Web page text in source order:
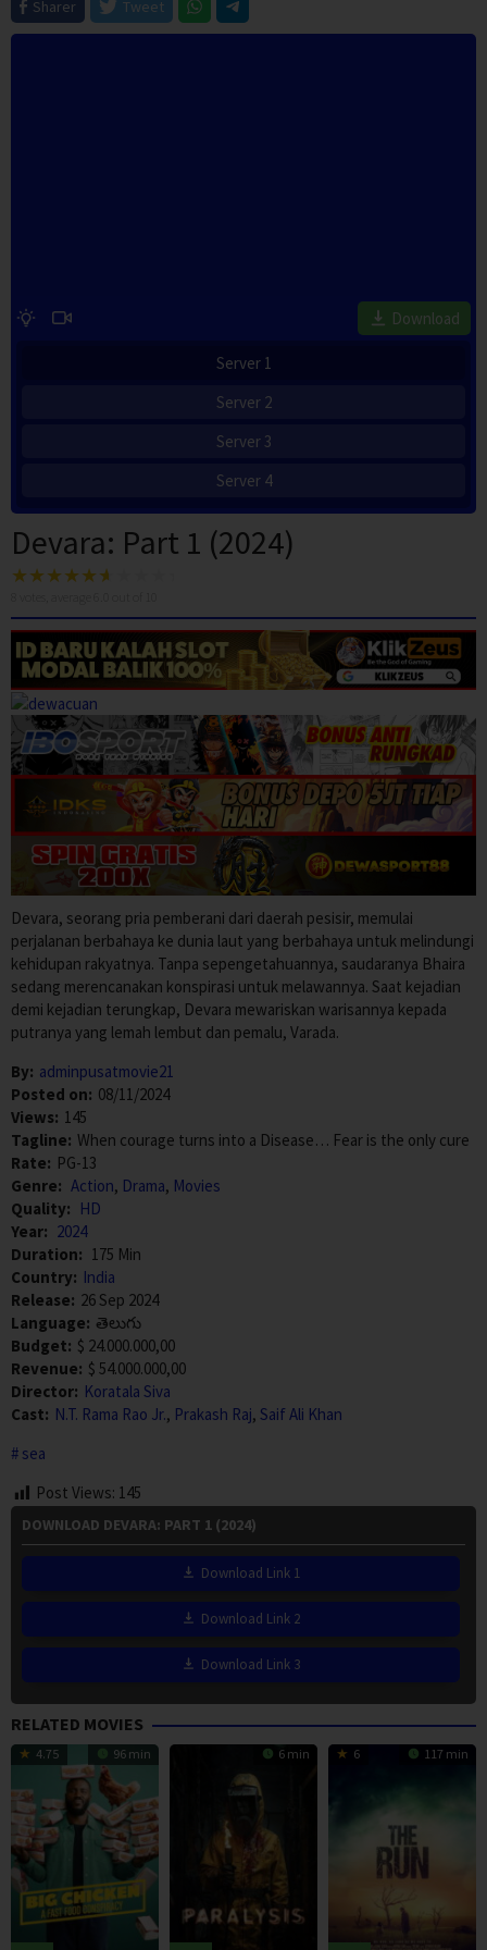
Sharer
Tweet
Download
Server 1
Server 2
Server 3
Server 4
Devara: Part 1 (2024)
Devara, seorang pria pemberani dari daerah pesisir, memulai
perjalanan berbahaya ke dunia laut yang berbahaya untuk melindungi
kehidupan rakyatnya. Tanpa sepengetahuannya, saudaranya Bhaira
sedang merencanakan konspirasi untuk melawannya. Saat kejadian
demi kejadian terungkap, Devara mewariskan warisannya kepada
putranya yang lemah lembut dan pemalu, Varada.
By: adminpusatmovie21
Posted on: 08/11/2024
Views: 145
Tagline: When courage turns into a Disease… Fear is the only cure
Rate: PG-13
Genre: Action, Drama, Movies
Quality: HD
Year: 2024
Duration: 175 Min
Country: India
Release: 26 Sep 2024
Language: తెలుగు
Budget: $ 24.000.000,00
Revenue: $ 54.000.000,00
Director: Koratala Siva
Cast: N.T. Rama Rao Jr., Prakash Raj, Saif Ali Khan
sea
Post Views: 145
DOWNLOAD DEVARA: PART 1 (2024)
Download Link 1
Download Link 2
Download Link 3
RELATED MOVIES
4.75 96 min 6 min 6 117 min